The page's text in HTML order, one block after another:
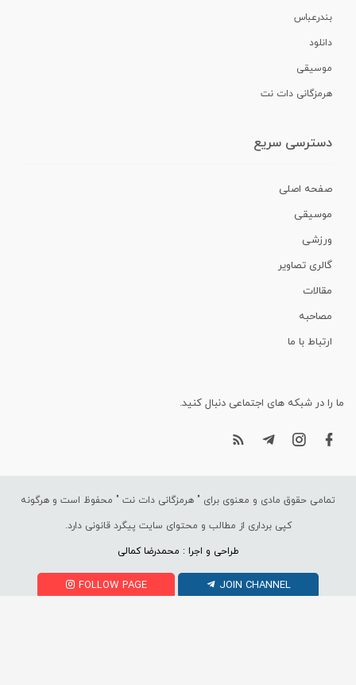
بندرعباس
دانلود
موسیقی
هرمزگانی دات نت
دسترسی سریع
صفحه اصلی
موسیقی
ورزشی
گالری تصاویر
مقالات
مصاحبه
ارتباط با ما
ما را در شبکه های اجتماعی دنبال کنید.
تمامی حقوق مادی و معنوی برای " هرمزگانی دات نت " محفوظ است و هرگونه
کپی برداری از مطالب و محتوای سایت پیگرد قانونی دارد.
طراحی و اجرا : محمدرضا کمالی
FOLLOW PAGE JOIN CHANNEL